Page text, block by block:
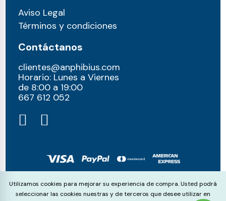
Aviso Legal
Términos y condiciones
Contáctanos
clientes@anphibius.com
Horario: Lunes a Viernes
de 8:00 a 19:00
667 612 052​
© anphibius, 2026
Pago 100% seguros con:
Cookie Consent
Utilizamos cookies para mejorar su experiencia de compra. Usted podrá
seleccionar las cookies nuestras y de terceros que desee utilizar en